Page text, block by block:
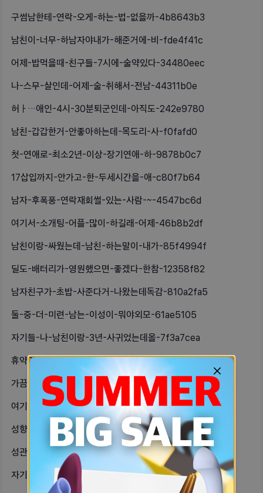
구썸남한테-연락-오게-하는-법-없을까-4b8643b3
남친이-너무-하남자야내가-해준거에-비-fde4f41c
어제-밥먹을때-친구들-7시에-술약있다-34480eec
나-스무-살인데-어제-술-취해서-전남-44311b0e
허ㅏ…애인-4시-30분퇴군인데-아직도-242e9780
남친-갑갑한거-안좋아하는데-목도리-사-f0fafd0
첫-연애로-최소2년-이상-장기연애-하-9878b0c7
17삽입까지-안가고-한-두세시간을-애-c80f7b64
남자-후폭풍-연락재회썰-있는-사람-~-4547bc6d
여기서-소개팅-어플-많이-하길래-어제-46b8b2df
남친이랑-싸웠는데-남친-하는말이-내가-85f4994f
딜도-배터리가-영원했으면-좋겠다-한참-12358f82
남자친구가-초밥-사준다거-나왔는데독감-810a2fa5
둘-중-더-미련-남는-이성이-뭐야외모-61ae5105
자기들-나-남친이랑-3년-사귀었는데올-7f3a7cea
휴약기-3일차인데-언제생리할까-a96e54c1
가끔-자기방에-남친이-관계중에-갑자기-c974fe75
여기-대박이다섹스-그냥-거기에-그거-cf1f6f36
성향sm-플레이-같은-거-글-주의연애-a3d43d39
성관계하고-피-나욌는데-계속-해난-좀-60340499
자기들…-진짜-살려줘-나-어떻게-해야-21d07dff